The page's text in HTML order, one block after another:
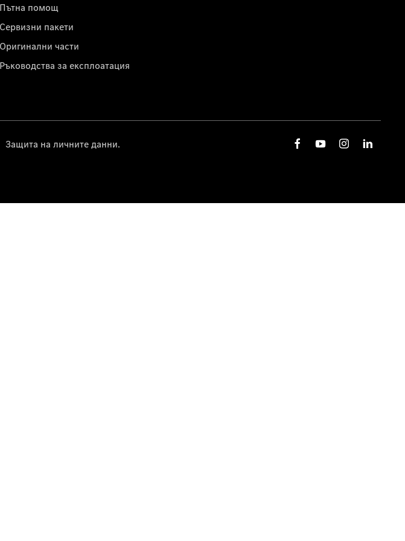
Пътна помощ
Сервизни пакети
Оригинални части
Ръководства за експлоатация
Защита на личните данни.